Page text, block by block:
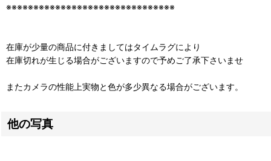
※※※※※※※※※※※※※※※※※※※※※※※※※※※※※※※
在庫が少量の商品に付きましてはタイムラグにより
在庫切れが生じる場合がございますので予めご了承下さいませ
またカメラの性能上実物と色が多少異なる場合がございます。
他の写真